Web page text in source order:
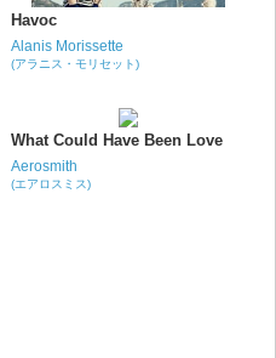
Havoc
Alanis Morissette
(アラニス・モリセット)
What Could Have Been Love
Aerosmith
(エアロスミス)